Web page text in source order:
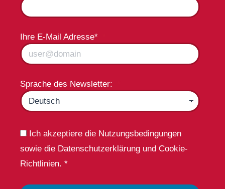
Ihre E-Mail Adresse*
Sprache des Newsletter:
Ich akzeptiere die Nutzungsbedingungen
sowie die Datenschutzerklärung und Cookie-
Richtlinien. *